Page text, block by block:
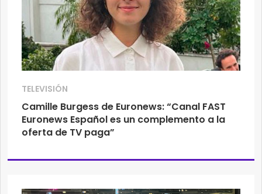
TELEVISIÓN
Camille Burgess de Euronews: “Canal FAST
Euronews Español es un complemento a la
oferta de TV paga”